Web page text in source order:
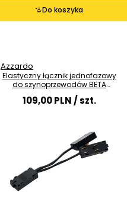
Do koszyka
Azzardo
Elastyczny łącznik jednofazowy
do szynoprzewodów BETA
czarny AZ6706
109,00 PLN/ szt.